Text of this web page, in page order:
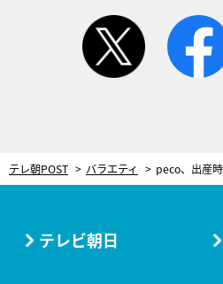
twitter
テレ朝POST バラエティ
テレビ朝日